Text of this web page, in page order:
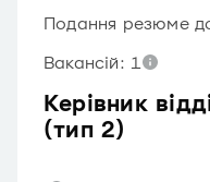
Керівник
(тип 2)
Подання резюме
Вакансій: 1